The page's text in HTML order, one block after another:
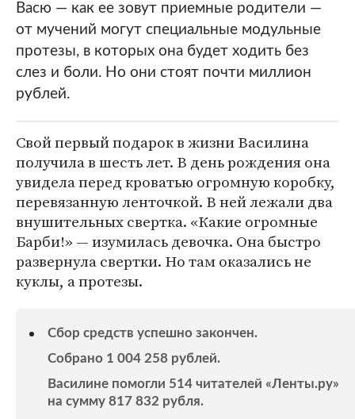
Васю — как ее зовут приемные родители —
от мучений могут специальные модульные
протезы, в которых она будет ходить без
слез и боли. Но они стоят почти миллион
рублей.
Свой первый подарок в жизни Василина
получила в шесть лет. В день рождения она
увидела перед кроватью огромную коробку,
перевязанную ленточкой. В ней лежали два
внушительных свертка. «Какие огромные
Барби!» — изумилась девочка. Она быстро
развернула свертки. Но там оказались не
куклы, а протезы.
Сбор средств успешно закончен.
Собрано 1 004 258 рублей.
Василине помогли 514 читателей «Ленты.ру»
на сумму 817 832 рубля.